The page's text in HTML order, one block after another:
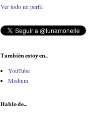
Ver todo mi perfil
También estoy en...
YouTube
Medium
Hablo de...